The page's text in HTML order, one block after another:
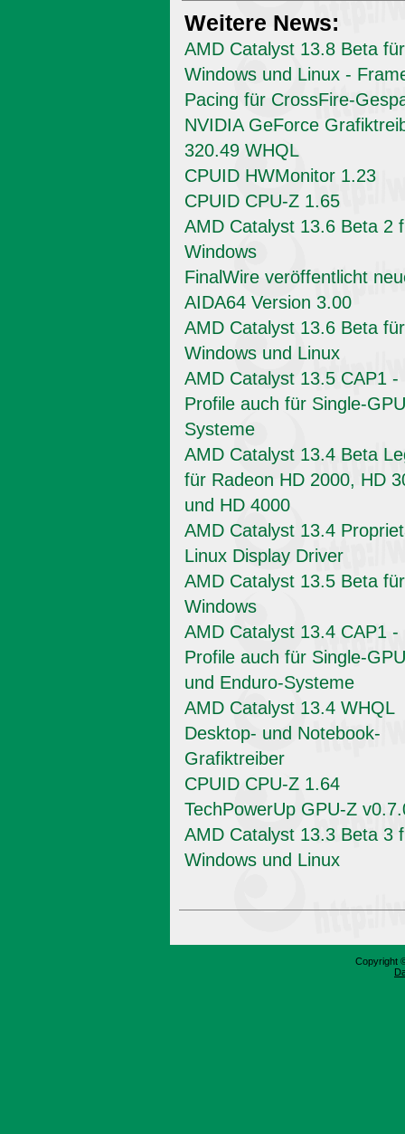
Weitere News:
AMD Catalyst 13.8 Beta für
Windows und Linux -
Pacing für CrossFire-
NVIDIA GeForce
320.49 WHQL
CPUID HWMonitor 1.23
CPUID CPU-Z 1.65
AMD Catalyst 13.6 Beta 2
Windows
FinalWire veröffentlicht
AIDA64 Version 3.00
AMD Catalyst 13.6 Beta für
Windows und Linux
AMD Catalyst 13.5 CAP1 -
Profile auch für Single-
Systeme
AMD Catalyst 13.4 Beta
für Radeon HD 2000, HD
und HD 4000
AMD Catalyst 13.4
Linux Display Driver
AMD Catalyst 13.5 Beta für
Windows
AMD Catalyst 13.4 CAP1 -
Profile auch für Single-
und Enduro-Systeme
AMD Catalyst 13.4 WHQL
Desktop- und Notebook-
Grafiktreiber
CPUID CPU-Z 1.64
TechPowerUp GPU-Z
AMD Catalyst 13.3 Beta 3
Windows und Linux
Copyright